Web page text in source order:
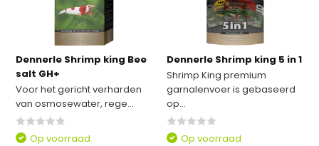
Dennerle Shrimp king Bee
salt GH+
Voor het gericht verharden
van osmosewater, rege...
Op voorraad
Dennerle Shrimp king 5 in 1
Shrimp King premium
garnalenvoer is gebaseerd
op...
Op voorraad